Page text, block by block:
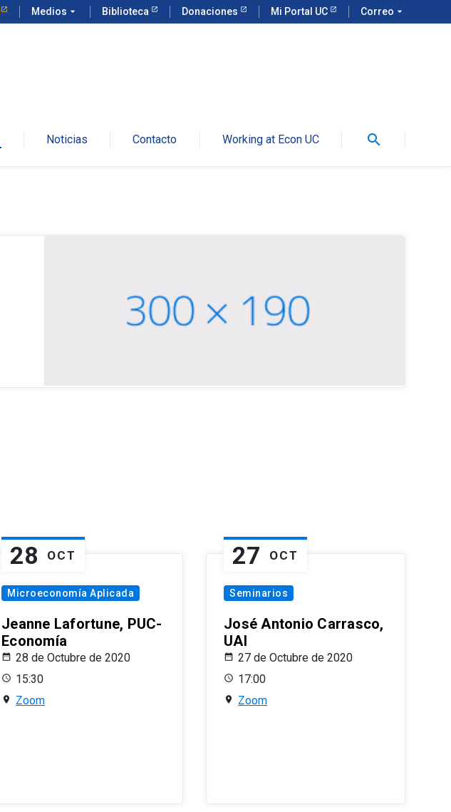
Medios arrow_drop_down Biblioteca Donaciones Mi Portal UC Correo arrow_drop_down
Noticias Contacto Working at Econ UC search
28 OCT
Microeconomía Aplicada
Jeanne Lafortune, PUC-
Economía
28 de Octubre de 2020
15:30
Zoom
27 OCT
Seminarios
José Antonio Carrasco,
UAI
27 de Octubre de 2020
17:00
Zoom